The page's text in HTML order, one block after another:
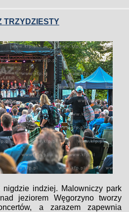
TRZYDZIESTY
indziej. Malowniczy park
jeziorem Węgorzyno tworzy
a zarazem zapewnia